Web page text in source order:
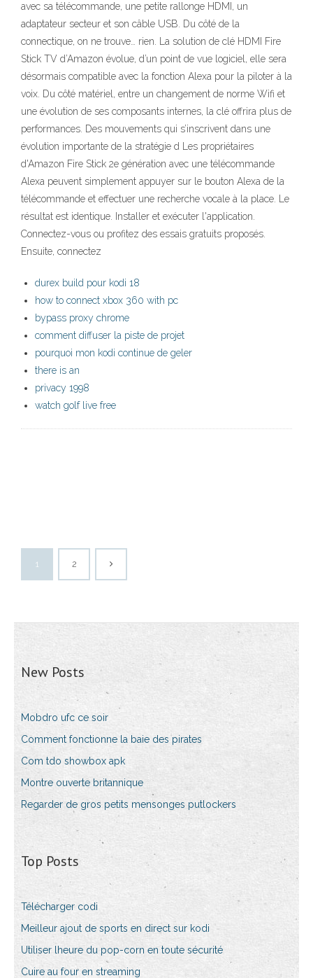
avec sa télécommande, une petite rallonge HDMI, un
adaptateur secteur et son câble USB. Du côté de la
connectique, on ne trouve… rien. La solution de clé HDMI Fire
Stick TV d’Amazon évolue, d’un point de vue logiciel, elle sera
désormais compatible avec la fonction Alexa pour la piloter à la
voix. Du côté matériel, entre un changement de norme Wifi et
une évolution de ses composants internes, la clé offrira plus de
performances. Des mouvements qui s’inscrivent dans une
évolution importante de la stratégie d Les propriétaires
d'Amazon Fire Stick 2e génération avec une télécommande
Alexa peuvent simplement appuyer sur le bouton Alexa de la
télécommande et effectuer une recherche vocale à la place. Le
résultat est identique. Installer et exécuter l'application.
Connectez-vous ou profitez des essais gratuits proposés.
Ensuite, connectez
durex build pour kodi 18
how to connect xbox 360 with pc
bypass proxy chrome
comment diffuser la piste de projet
pourquoi mon kodi continue de geler
there is an
privacy 1998
watch golf live free
1 2
New Posts
Mobdro ufc ce soir
Comment fonctionne la baie des pirates
Com tdo showbox apk
Montre ouverte britannique
Regarder de gros petits mensonges putlockers
Top Posts
Télécharger codi
Meilleur ajout de sports en direct sur kodi
Utiliser lheure du pop-corn en toute sécurité
Cuire au four en streaming